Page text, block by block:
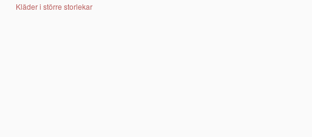
Kläder i större storlekar